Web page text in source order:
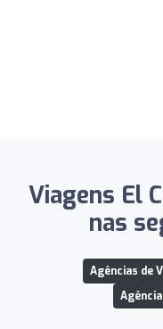
Viagens El
nas
Agências de